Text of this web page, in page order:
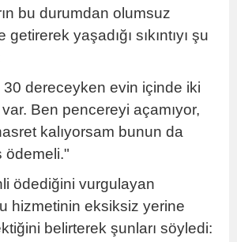
bu durumdan olumsuz
yaşadığı sıkıntıyı şu
30 dereceyken evin içinde iki
Ben pencereyi açamıyor,
kalıyorsam bunun da
ödemeli."
ödediğini vurgulayan
hizmetinin eksiksiz yerine
belirterek şunları söyledi: